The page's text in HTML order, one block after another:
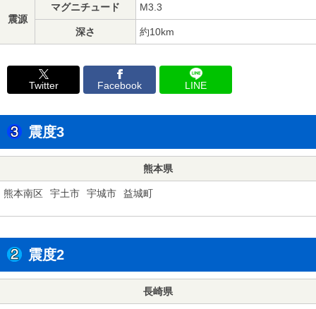
震源
マグニチュード M3.3
深さ 約10km
Twitter Facebook LINE
震度3
熊本県
熊本南区 宇土市 宇城市 益城町
震度2
長崎県